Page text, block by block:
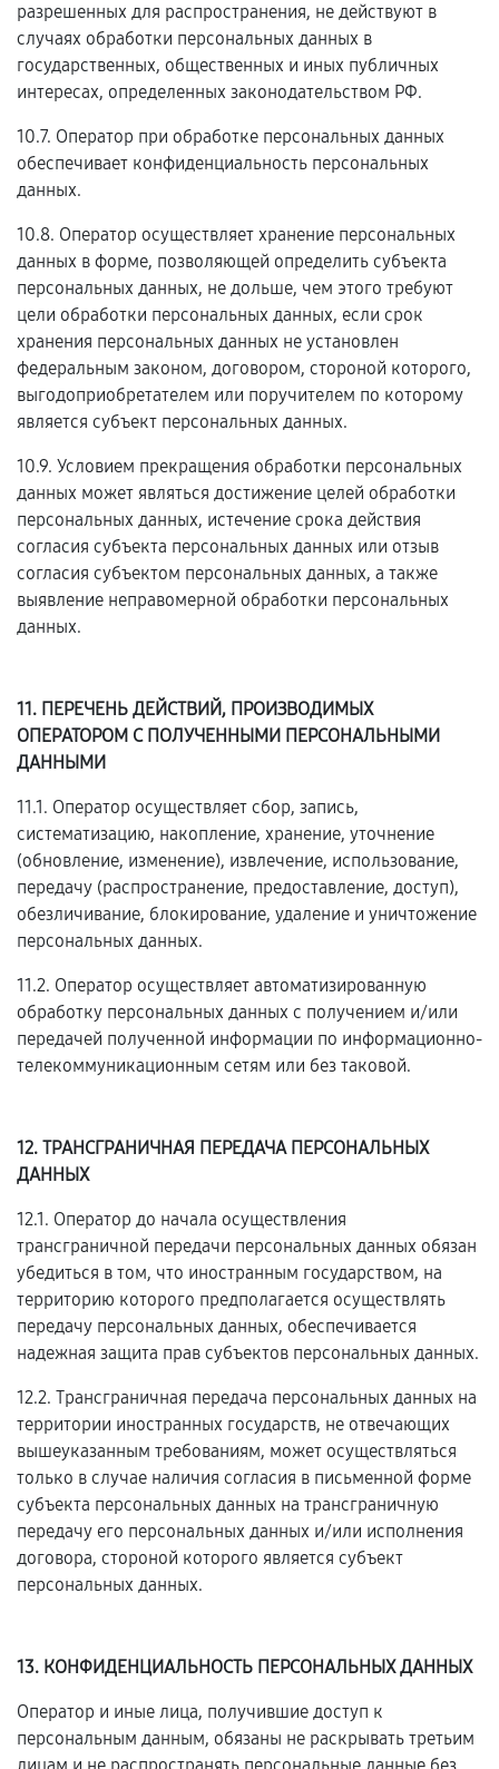
разрешенных для распространения, не действуют в
случаях обработки персональных данных в
государственных, общественных и иных публичных
интересах, определенных законодательством РФ.
10.7. Оператор при обработке персональных данных
обеспечивает конфиденциальность персональных
данных.
10.8. Оператор осуществляет хранение персональных
данных в форме, позволяющей определить субъекта
персональных данных, не дольше, чем этого требуют
цели обработки персональных данных, если срок
хранения персональных данных не установлен
федеральным законом, договором, стороной которого,
выгодоприобретателем или поручителем по которому
является субъект персональных данных.
10.9. Условием прекращения обработки персональных
данных может являться достижение целей обработки
персональных данных, истечение срока действия
согласия субъекта персональных данных или отзыв
согласия субъектом персональных данных, а также
выявление неправомерной обработки персональных
данных.
11. ПЕРЕЧЕНЬ ДЕЙСТВИЙ, ПРОИЗВОДИМЫХ
ОПЕРАТОРОМ С ПОЛУЧЕННЫМИ ПЕРСОНАЛЬНЫМИ
ДАННЫМИ
11.1. Оператор осуществляет сбор, запись,
систематизацию, накопление, хранение, уточнение
(обновление, изменение), извлечение, использование,
передачу (распространение, предоставление, доступ),
обезличивание, блокирование, удаление и уничтожение
персональных данных.
11.2. Оператор осуществляет автоматизированную
обработку персональных данных с получением и/или
передачей полученной информации по информационно-
телекоммуникационным сетям или без таковой.
12. ТРАНСГРАНИЧНАЯ ПЕРЕДАЧА ПЕРСОНАЛЬНЫХ
ДАННЫХ
12.1. Оператор до начала осуществления
трансграничной передачи персональных данных обязан
убедиться в том, что иностранным государством, на
территорию которого предполагается осуществлять
передачу персональных данных, обеспечивается
надежная защита прав субъектов персональных данных.
12.2. Трансграничная передача персональных данных на
территории иностранных государств, не отвечающих
вышеуказанным требованиям, может осуществляться
только в случае наличия согласия в письменной форме
субъекта персональных данных на трансграничную
передачу его персональных данных и/или исполнения
договора, стороной которого является субъект
персональных данных.
13. КОНФИДЕНЦИАЛЬНОСТЬ ПЕРСОНАЛЬНЫХ ДАННЫХ
Оператор и иные лица, получившие доступ к
персональным данным, обязаны не раскрывать третьим